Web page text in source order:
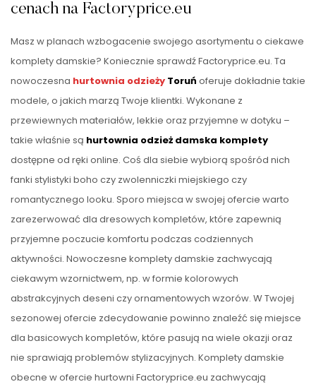
cenach na Factoryprice.eu
Masz w planach wzbogacenie swojego asortymentu o ciekawe
komplety damskie? Koniecznie sprawdź Factoryprice.eu. Ta
nowoczesna hurtownia odzieży Toruń oferuje dokładnie takie
modele, o jakich marzą Twoje klientki. Wykonane z
przewiewnych materiałów, lekkie oraz przyjemne w dotyku –
takie właśnie są hurtownia odzież damska komplety
dostępne od ręki online. Coś dla siebie wybiorą spośród nich
fanki stylistyki boho czy zwolenniczki miejskiego czy
romantycznego looku. Sporo miejsca w swojej ofercie warto
zarezerwować dla dresowych kompletów, które zapewnią
przyjemne poczucie komfortu podczas codziennych
aktywności. Nowoczesne komplety damskie zachwycają
ciekawym wzornictwem, np. w formie kolorowych
abstrakcyjnych deseni czy ornamentowych wzorów. W Twojej
sezonowej ofercie zdecydowanie powinno znaleźć się miejsce
dla basicowych kompletów, które pasują na wiele okazji oraz
nie sprawiają problemów stylizacyjnych. Komplety damskie
obecne w ofercie hurtowni Factoryprice.eu zachwycają